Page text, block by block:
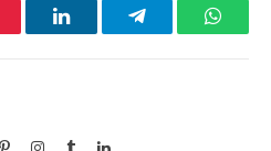
LinkedInTelegram
PinterestInstagram
TumblrLinkedIn